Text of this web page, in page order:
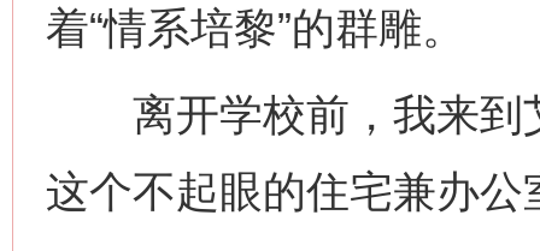
着“情系培黎”的群雕。
离开学校前，我来到
这个不起眼的住宅兼办